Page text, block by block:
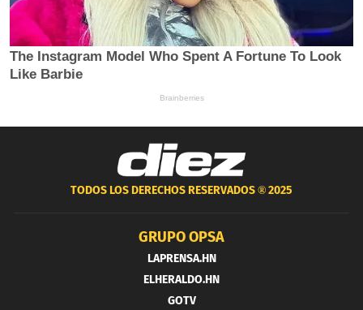
TODOS LOS DERECHOS RESERVADOS ®2025
GRUPO OPSA
LAPRENSA.HN
ELHERALDO.HN
GOTV